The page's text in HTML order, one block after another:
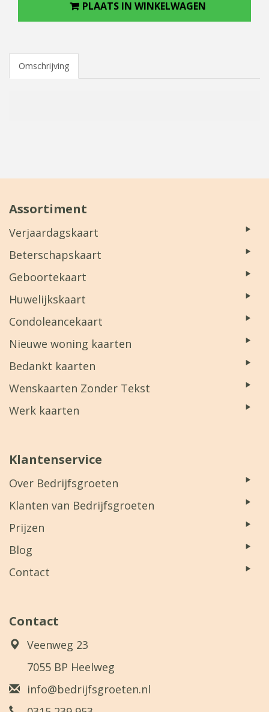
PLAATS IN WINKELWAGEN
Omschrijving
Assortiment
Verjaardagskaart
Beterschapskaart
Geboortekaart
Huwelijkskaart
Condoleancekaart
Nieuwe woning kaarten
Bedankt kaarten
Wenskaarten Zonder Tekst
Werk kaarten
Klantenservice
Over Bedrijfsgroeten
Klanten van Bedrijfsgroeten
Prijzen
Blog
Contact
Contact
Veenweg 23
7055 BP Heelweg
info@bedrijfsgroeten.nl